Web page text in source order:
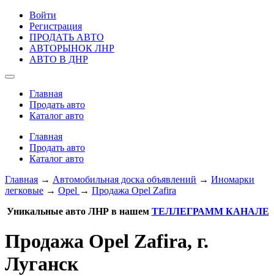
Войти
Регистрация
ПРОДАТЬ АВТО
АВТОРЫНОК ЛНР
АВТО В ДНР
Главная
Продать авто
Каталог авто
Главная
Продать авто
Каталог авто
Главная → Автомобильная доска объявлений → Иномарки
легковые → Opel → Продажа Opel Zafira
Уникальные авто ЛНР в нашем ТЕЛЛЕГРАММ КАНАЛЕ
Продажа Opel Zafira, г.
Луганск